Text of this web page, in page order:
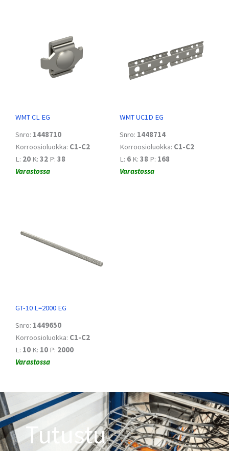
WMT CL EG
Snro: 1448710
Korroosioluokka: C1-C2
L: 20 K: 32 P: 38
Varastossa
WMT UC1D EG
Snro: 1448714
Korroosioluokka: C1-C2
L: 6 K: 38 P: 168
Varastossa
GT-10 L=2000 EG
Snro: 1449650
Korroosioluokka: C1-C2
L: 10 K: 10 P: 2000
Varastossa
Tutustu